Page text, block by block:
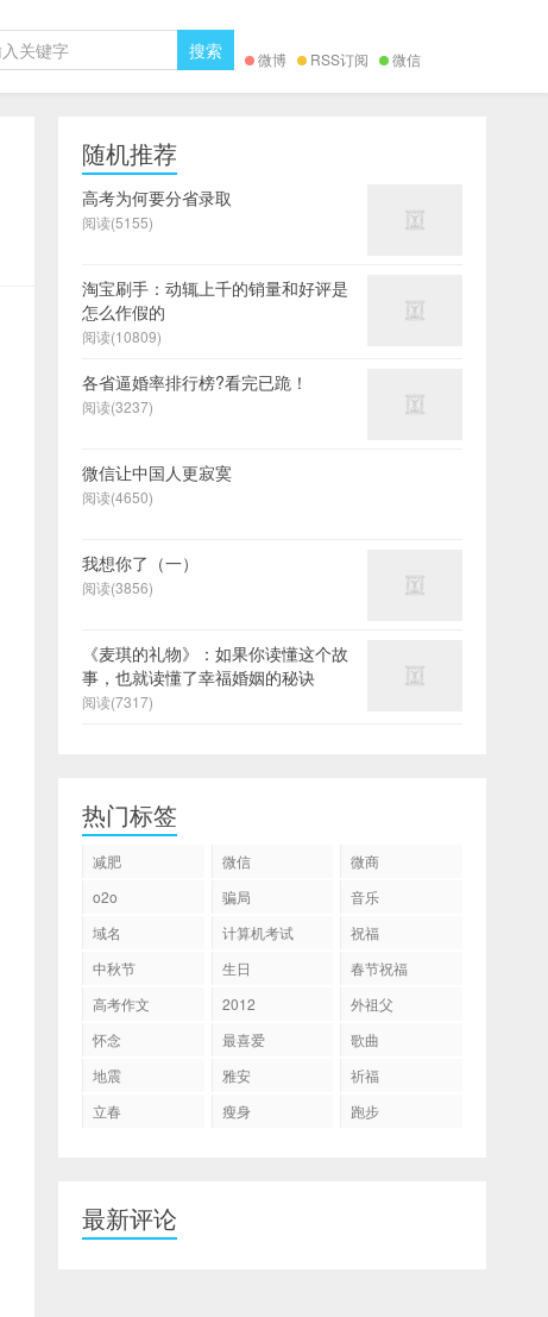
微博 RSS订阅 微信
随机推荐
高考为何要分省录取
阅读(5155)
淘宝刷手：动辄上千的销量和好评是
怎么作假的
阅读(10809)
各省逼婚率排行榜?看完已跪！
阅读(3237)
微信让中国人更寂寞
阅读(4650)
我想你了（一）
阅读(3856)
《麦琪的礼物》：如果你读懂这个故
事，也就读懂了幸福婚姻的秘诀
阅读(7317)
热门标签
减肥 微信
微商
o2o
骗局
音乐
域名
计算机考试
祝福
中秋节
生日
春节祝福
高考作文
2012
外祖父
怀念
最喜爱
歌曲
地震
雅安
祈福
立春
瘦身 跑步
最新评论